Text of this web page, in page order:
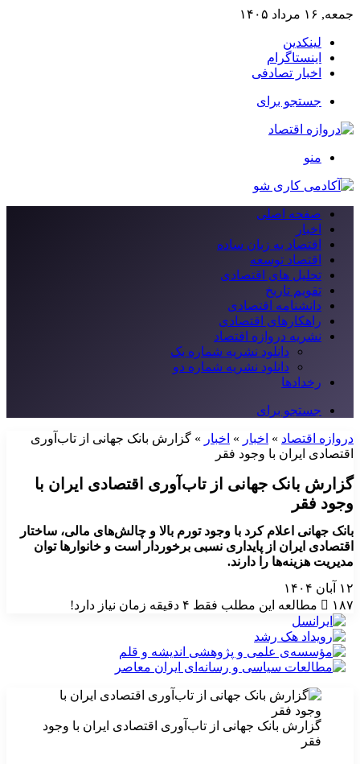
جمعه, ۱۶ مرداد ۱۴۰۵
لینکدین
اینستاگرام
اخبار تصادفی
جستجو برای
منو
صفحه اصلی
اخبار
اقتصاد به زبان ساده
اقتصاد توسعه
تحلیل های اقتصادی
تقویم تاریخ
دانشنامه اقتصادی
راهکارهای اقتصادی
نشریه دروازه اقتصاد
دانلود نشریه شماره یک
دانلود نشریه شماره دو
رخدادها
جستجو برای
دروازه اقتصاد » اخبار » اخبار » گزارش بانک جهانی از تاب‌آوری
اقتصادی ایران با وجود فقر
گزارش بانک جهانی از تاب‌آوری اقتصادی ایران با
وجود فقر
بانک جهانی اعلام کرد با وجود تورم بالا و چالش‌های مالی، ساختار
اقتصادی ایران از پایداری نسبی برخوردار است و خانوارها توان
مدیریت هزینه‌ها را دارند.
۱۲ آبان ۱۴۰۴
۱۸۷
مطالعه این مطلب فقط ۴ دقیقه زمان نیاز دارد!
گزارش بانک جهانی از تاب‌آوری اقتصادی ایران با وجود
فقر